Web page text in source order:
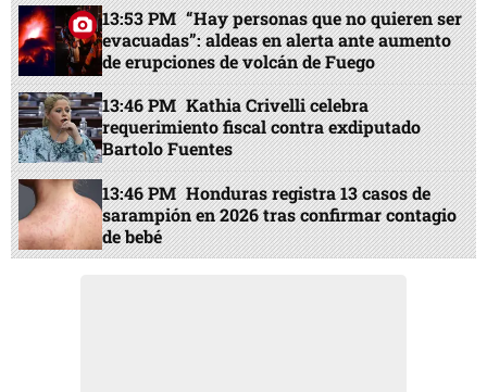
13:53 PM “Hay personas que no quieren ser
evacuadas”: aldeas en alerta ante aumento
de erupciones de volcán de Fuego
13:46 PM Kathia Crivelli celebra
requerimiento fiscal contra exdiputado
Bartolo Fuentes
13:46 PM Honduras registra 13 casos de
sarampión en 2026 tras confirmar contagio
de bebé